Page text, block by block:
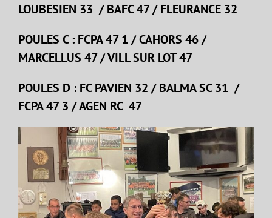
LOUBESIEN 33 / BAFC 47 / FLEURANCE 32
POULES C : FCPA 47 1 / CAHORS 46 /
MARCELLUS 47 / VILL SUR LOT 47
POULES D : FC PAVIEN 32 / BALMA SC 31 /
FCPA 47 3 / AGEN RC 47